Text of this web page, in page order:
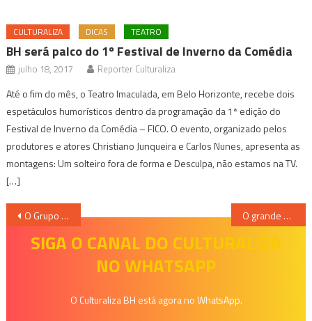
CULTURALIZA DICAS TEATRO
BH será palco do 1º Festival de Inverno da Comédia
julho 18, 2017 Reporter Culturaliza
Até o fim do mês, o Teatro Imaculada, em Belo Horizonte, recebe dois
espetáculos humorísticos dentro da programação da 1ª edição do
Festival de Inverno da Comédia – FICO. O evento, organizado pelos
produtores e atores Christiano Junqueira e Carlos Nunes, apresenta as
montagens: Um solteiro fora de forma e Desculpa, não estamos na TV.
[…]
Navegação
O Grupo “Pé de Sonho” Agita o Diversão em Cena ArcelorMittal O grande Teatro do Palácio das Artes será palco da ópera “O Holandês Errante” – de Richard Wagner
SIGA O CANAL DO CULTURALIZA
NO WHATSAPP
O Culturaliza BH está agora no WhatsApp.